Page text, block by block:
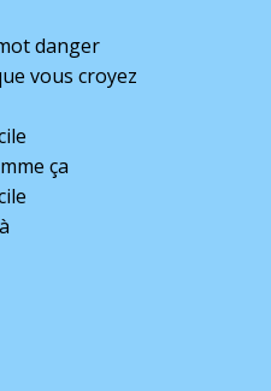
danger
vous croyez
ça